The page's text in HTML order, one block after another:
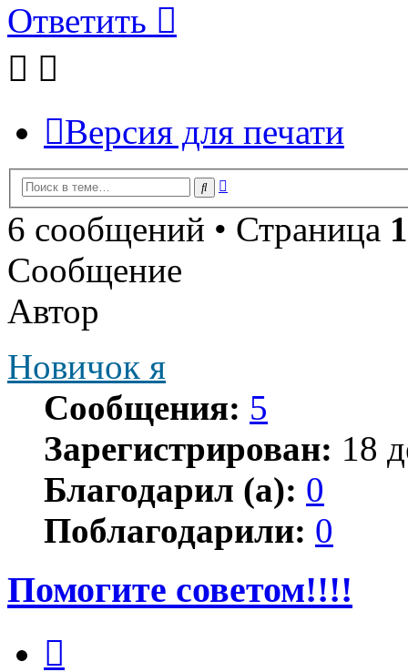
Ответить
Версия для печати
Поиск
6 сообщений • Страница 1
Сообщение
Автор
Новичок я
Сообщения: 5
Зарегистрирован: 18
Благодарил (а): 0
Поблагодарили: 0
Помогите советом!!!!